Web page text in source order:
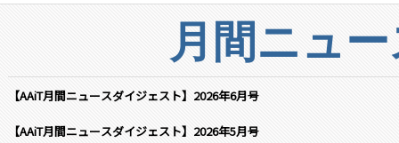
月間ニュ
【AAiT月間ニュースダイジェスト】2026年6月号
【AAiT月間ニュースダイジェスト】2026年5月号